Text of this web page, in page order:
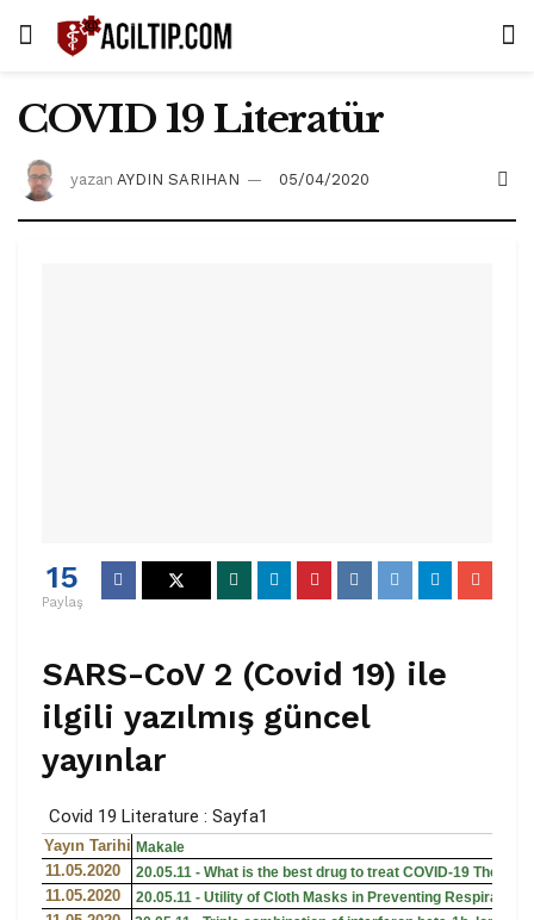
COVID 19 Literatür
yazan AYDIN SARIHAN 05/04/2020
15
Paylaş
SARS-CoV 2 (Covid 19) ile
ilgili yazılmış güncel
yayınlar